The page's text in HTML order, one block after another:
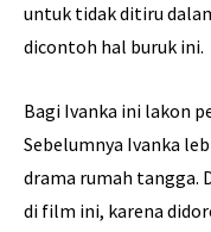
untuk tidak ditiru
dicontoh hal buruk ini.
Bagi Ivanka ini lakon
Sebelumnya Ivanka
drama rumah tangga.
di film ini, karena